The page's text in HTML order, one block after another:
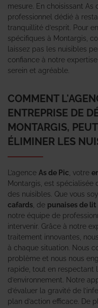
mesure. En choisissant As
professionnel dédié à
tranquillité d’esprit. Pour
spécifiques à Montargis,
laissez pas les nuisibles
confiance à notre
serein et agréable.
COMMENT
ENTREPRISE DE
MONTARGIS,
ÉLIMINER LES
L’agence As de Pic , votre
Montargis, est spécialisée
des nuisibles. Que vous
cafards , de punaises de lit
notre équipe de
intervenir. Grâce à notre
traitement innovantes,
à chaque situation. Nous
problème et nous nous
rapide, tout en respectant
d’environnement. Notre
d’évaluer la gravité de
plan d’action efficace. De